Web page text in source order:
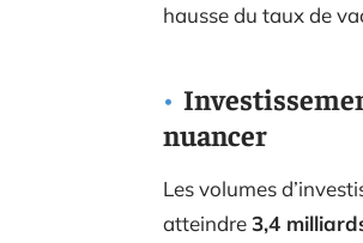
hausse du taux de
nuancer
Les volumes
atteindre3,4